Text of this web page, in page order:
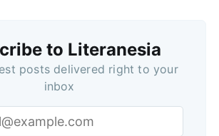
to Literanesia
posts delivered right to your
inbox